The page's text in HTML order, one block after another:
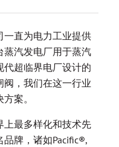
一直为电力工业提供
蒸汽发电厂用于蒸汽
超临界电厂设计的
，我们在这一行业
案。
上最多样化和技术先
牌，诸如Pacific®,